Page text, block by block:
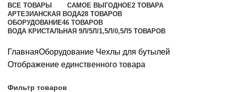
ВСЕ ТОВАРЫ САМОЕ ВЫГОДНОЕ2 ТОВАРА
АРТЕЗИАНСКАЯ ВОДА28 ТОВАРОВ
ОБОРУДОВАНИЕ46 ТОВАРОВ
ВОДА КРИСТАЛЬНАЯ 9Л/5Л/1,5Л/0,5Л5 ТОВАРОВ
ГлавнаяОборудование Чехлы для бутылей
Отображение единственного товара
Фильтр товаров